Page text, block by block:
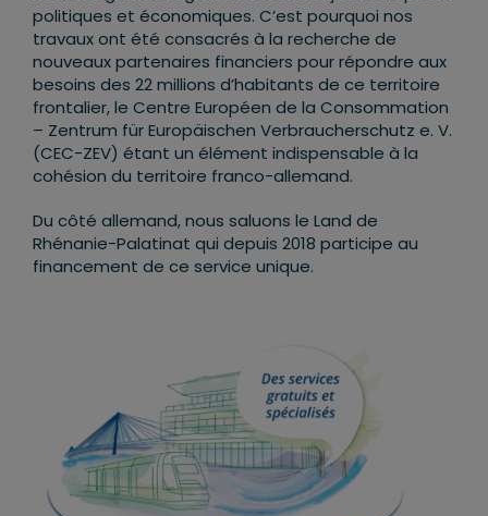
politiques et économiques. C’est pourquoi nos
travaux ont été consacrés à la recherche de
nouveaux partenaires financiers pour répondre aux
besoins des 22 millions d’habitants de ce territoire
frontalier, le Centre Européen de la Consommation
– Zentrum für Europäischen Verbraucherschutz e. V.
(CEC-ZEV) étant un élément indispensable à la
cohésion du territoire franco-allemand.
Du côté allemand, nous saluons le Land de
Rhénanie-Palatinat qui depuis 2018 participe au
financement de ce service unique.